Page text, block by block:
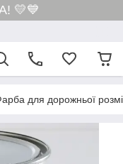
💛💙
для дорожньої